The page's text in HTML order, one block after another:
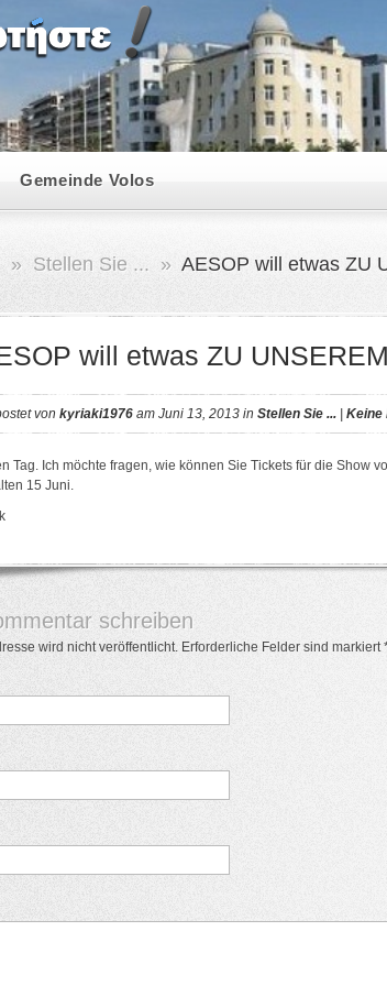
Gemeinde Volos
» Stellen Sie ... » AESOP will etwas ZU
will etwas ZU
von kyriaki1976 am Juni 13, 2013 in Stellen Sie ... Keine
Tag. Ich möchte fragen, wie können Sie Tickets für die Show
15 Juni.
schreiben
wird nicht veröffentlicht. Erforderliche Felder sind markiert